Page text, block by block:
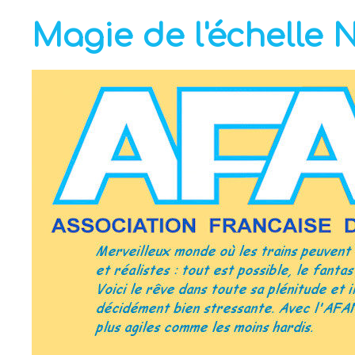
Magie de l'échelle